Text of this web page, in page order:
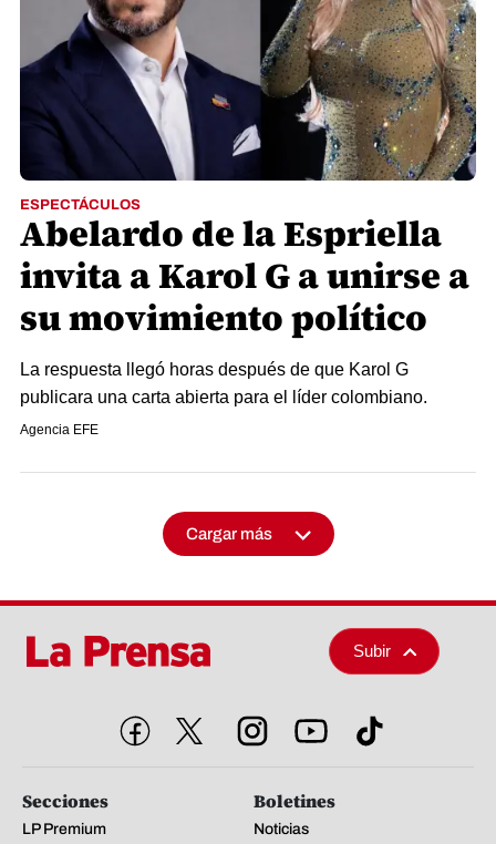
ESPECTÁCULOS
Abelardo de la Espriella
invita a Karol G a unirse a
su movimiento político
La respuesta llegó horas después de que Karol G
publicara una carta abierta para el líder colombiano.
Agencia EFE
Cargar más
Subir
Secciones
LP Premium
Boletines
Noticias